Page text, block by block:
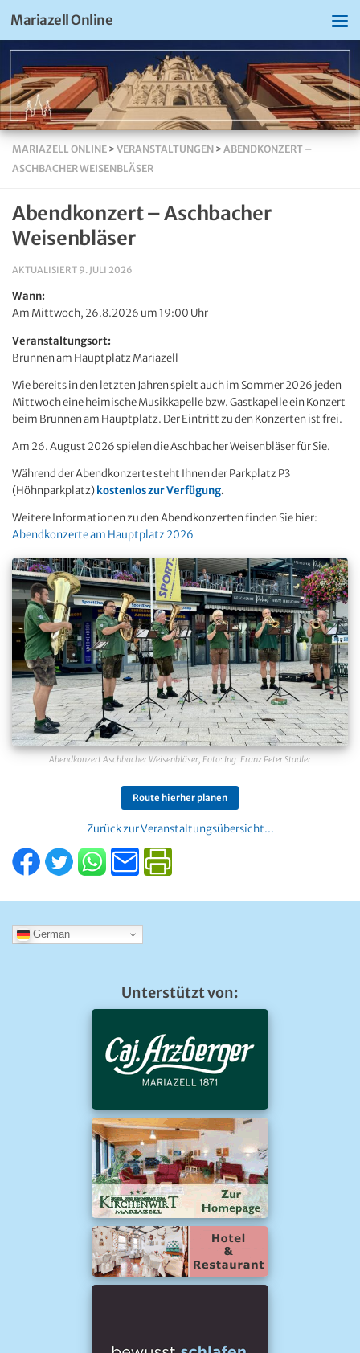
Mariazell Online
MARIAZELL ONLINE > VERANSTALTUNGEN > ABENDKONZERT –
ASCHBACHER WEISENBLÄSER
Abendkonzert – Aschbacher
Weisenbläser
AKTUALISIERT 9. JULI 2026
Wann:
Am Mittwoch, 26.8.2026 um 19:00 Uhr
Veranstaltungsort:
Brunnen am Hauptplatz Mariazell
Wie bereits in den letzten Jahren spielt auch im Sommer 2026 jeden
Mittwoch eine heimische Musikkapelle bzw. Gastkapelle ein Konzert
beim Brunnen am Hauptplatz. Der Eintritt zu den Konzerten ist frei.
Am 26. August 2026 spielen die Aschbacher Weisenbläser für Sie.
Während der Abendkonzerte steht Ihnen der Parkplatz P3
(Höhnparkplatz)kostenlos zur Verfügung.
Weitere Informationen zu den Abendkonzerten finden Sie hier:
Abendkonzerte am Hauptplatz 2026
Abendkonzert Aschbacher Weisenbläser, Foto: Ing. Franz Peter Stadler
Route hierher planen
Zurück zur Veranstaltungsübersicht...
German
Unterstützt von: